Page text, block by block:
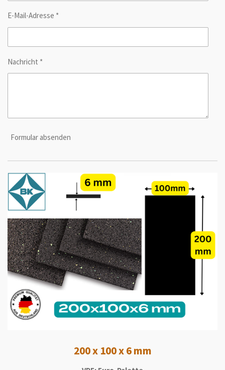
E-Mail-Adresse *
Nachricht *
Formular absenden
200 x 100 x 6 mm